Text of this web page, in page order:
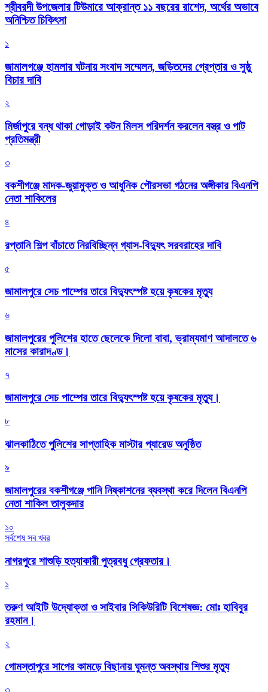
শ্রীবরদী উপজেলার টিউমারে আক্রান্ত ১১ বছরের রাশেদ, অর্থের অভাবে
অনিশ্চিত চিকিৎসা
১
জামালগঞ্জে হামলার ঘটনায় সংবাদ সম্মেলন, জড়িতদের গ্রেপ্তার ও সুষ্ঠু
বিচার দাবি
২
মির্জাপুরে বন্ধ থাকা গোড়াই কটন মিলস পরিদর্শন করলেন বস্ত্র ও পাট
প্রতিমন্ত্রী
৩
বকশীগঞ্জে মাদক-জুয়ামুক্ত ও আধুনিক পৌরসভা গঠনের অঙ্গীকার বিএনপি
নেতা শাকিলের
৪
রপ্তানি শিল্প বাঁচাতে নিরবিচ্ছিন্ন গ্যাস-বিদ্যুৎ সরবরাহের দাবি
৫
জামালপুরে সেচ পাম্পের তারে বিদ্যুৎস্পষ্ট হয়ে কৃষকের মৃত্যু
৬
জামালপুরের পুলিশের হাতে ছেলেকে দিলো বাবা, ভ্রাম্যমাণ আদালতে ৬
মাসের কারাদণ্ড।
৭
জামালপুরে সেচ পাম্পের তারে বিদ্যুৎস্পষ্ট হয়ে কৃষকের মৃত্যু।
৮
‎ঝালকাঠিতে পুলিশের সাপ্তাহিক মাস্টার প্যারেড অনুষ্ঠিত
৯
জামালপুরের বকশীগঞ্জে পানি নিষ্কাশনের ব্যবস্থা করে দিলেন বিএনপি
নেতা শাকিল তালুকদার
১০
সর্বশেষ সব খবর
নাগরপুরে শাশুড়ি হত্যাকারী পুত্রবধু গ্রেফতার।
১
তরুণ আইটি উদ্যোক্তা ও সাইবার সিকিউরিটি বিশেষজ্ঞ: মোঃ হাবিবুর
রহমান।
২
গোমস্তাপুরে সাপের কামড়ে বিছানায় ঘুমন্ত অবস্থায় শিশুর মৃত্যু